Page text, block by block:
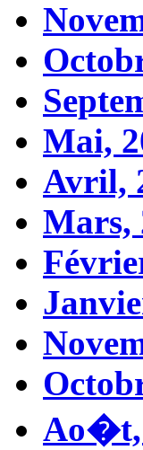
Mai,
Avril,
Mars,
Ao�t,